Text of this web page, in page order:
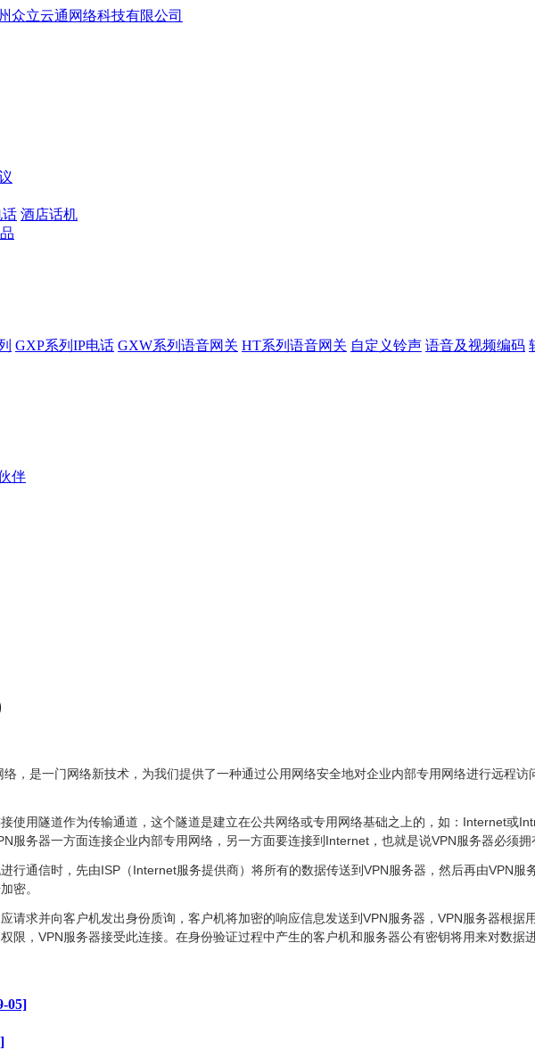
话 酒店话机
GXP系列IP电话 GXW系列语音网关 HT系列语音网关 自定义铃声 语音及视频编码
伴
，是一门网络新技术，为我们提供了一种通过公用网络安全地对企业内部专用网络进行远程
使用隧道作为传输通道，这个隧道是建立在公共网络或专用网络基础之上的，如：Internet或
服务器一方面连接企业内部专用网络，另一方面要连接到Internet，也就是说VPN服务器必须拥
行通信时，先由ISP（Internet服务提供商）将所有的数据传送到VPN服务器，然后再由VPN
密。
请求并向客户机发出身份质询，客户机将加密的响应信息发送到VPN服务器，VPN服务器根
限，VPN服务器接受此连接。在身份验证过程中产生的客户机和服务器公有密钥将用来对数据进
05]